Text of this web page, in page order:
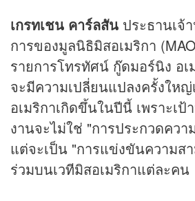
เกรทเชน คาร์ลสัน ประธานเจ้
การของมูลนิธิมิสอเมริกา
รายการโทรทัศน์ กู๊ดมอร์นิง อเ
จะมีความเปลี่ยนแปลงครั้งให
อเมริกาเกิดขึ้นในปีนี้ เพราะเ
งานจะไม่ใช่ "การประกวดควา
แต่จะเป็น "การแข่งขันความส
ร่วมบนเวทีมิสอเมริกาแต่ละคน